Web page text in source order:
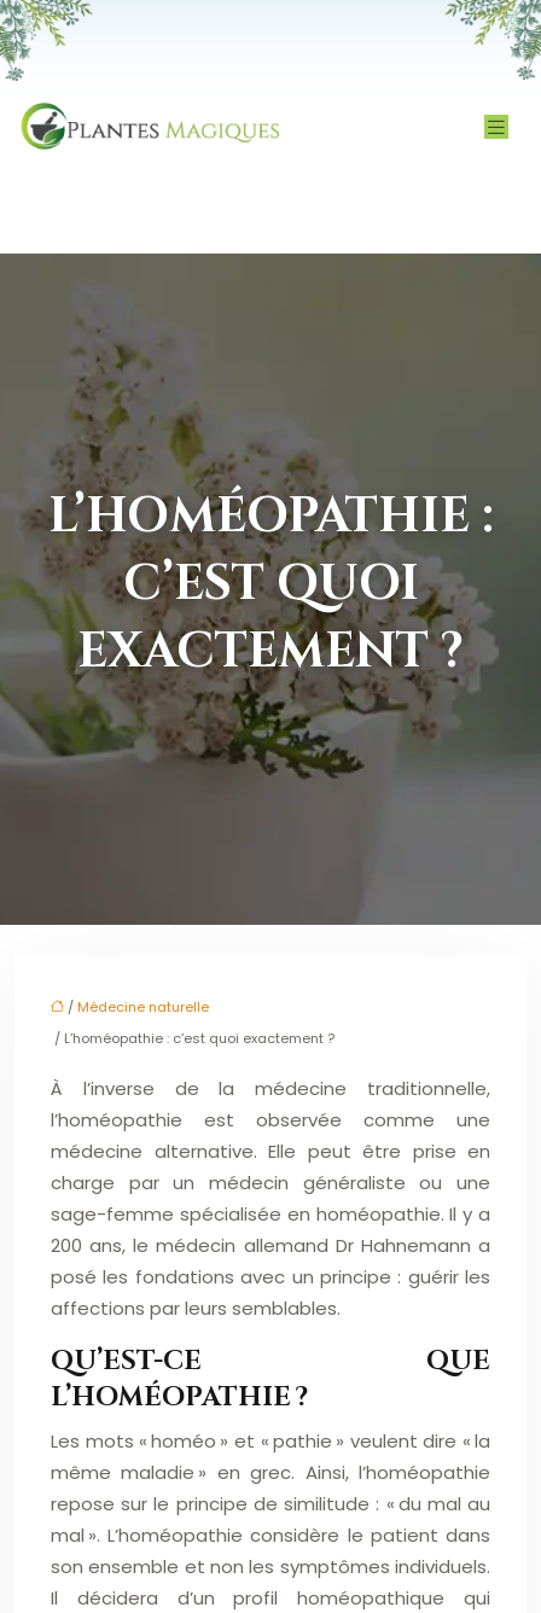
L’HOMÉOPATHIE :
C’EST QUOI
EXACTEMENT ?
/ Médecine naturelle
/ L’homéopathie : c’est quoi exactement ?
À l’inverse de la médecine traditionnelle,
l’homéopathie est observée comme une
médecine alternative. Elle peut être prise en
charge par un médecin généraliste ou une
sage-femme spécialisée en homéopathie. Il y a
200 ans, le médecin allemand Dr Hahnemann a
posé les fondations avec un principe : guérir les
affections par leurs semblables.
QU’EST-CE QUE
L’HOMÉOPATHIE ?
Les mots « homéo » et « pathie » veulent dire « la
même maladie » en grec. Ainsi, l’homéopathie
repose sur le principe de similitude : « du mal au
mal ». L’homéopathie considère le patient dans
son ensemble et non les symptômes individuels.
Il décidera d’un profil homéopathique qui